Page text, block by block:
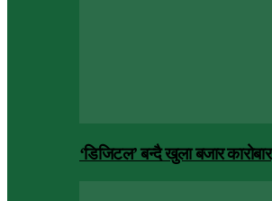
‘डिजिटल’ बन्दै खुला बजार कारोबार